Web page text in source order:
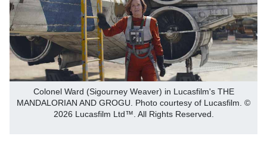
Colonel Ward (Sigourney Weaver) in Lucasfilm's THE
MANDALORIAN AND GROGU. Photo courtesy of Lucasfilm. ©
2026 Lucasfilm Ltd™. All Rights Reserved.